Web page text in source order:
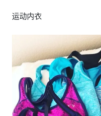
运动内衣